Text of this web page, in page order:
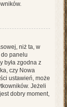
niż ta, w
do panelu
była zgodna z
czy Nowa
ustawień, może
Jeżeli
dobry moment,